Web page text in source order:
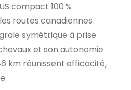
compact 100 %
routes canadiennes
symétrique à prise
et son autonomie
km réunissent efficacité,